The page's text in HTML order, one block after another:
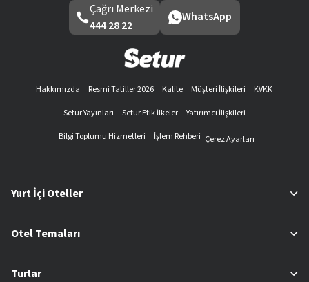
Çağrı Merkezi
444 28 22
WhatsApp
Hakkımızda Resmi Tatiller 2026 Kalite Müşteri İlişkileri
KVKK
Setur Yayınları
Setur Etik İlkeler
Yatırımcı İlişkileri
Bilgi Toplumu Hizmetleri
İşlem Rehberi Çerez Ayarları
Yurt İçi Oteller
Otel Temaları
Turlar